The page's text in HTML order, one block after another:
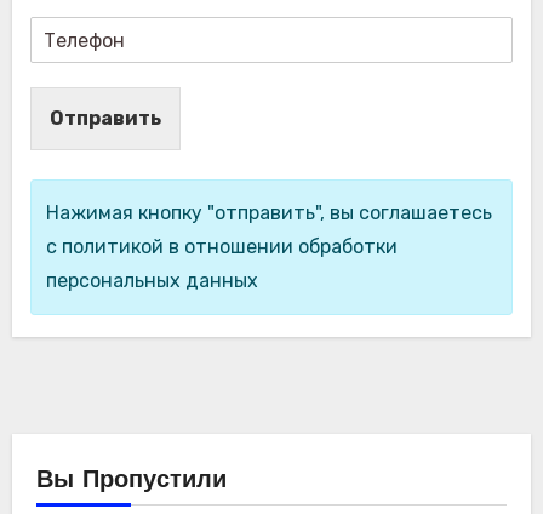
Отправить
Нажимая кнопку "отправить", вы соглашаетесь
с политикой в отношении обработки
персональных данных
Вы Пропустили